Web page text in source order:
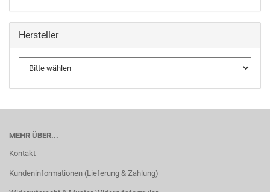
Hersteller
MEHR ÜBER...
Kontakt
Kundeninformationen (Lieferung & Zahlung)